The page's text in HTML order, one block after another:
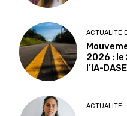
ACTUALITE
2026 : le
l’IA-
ACTUALITE